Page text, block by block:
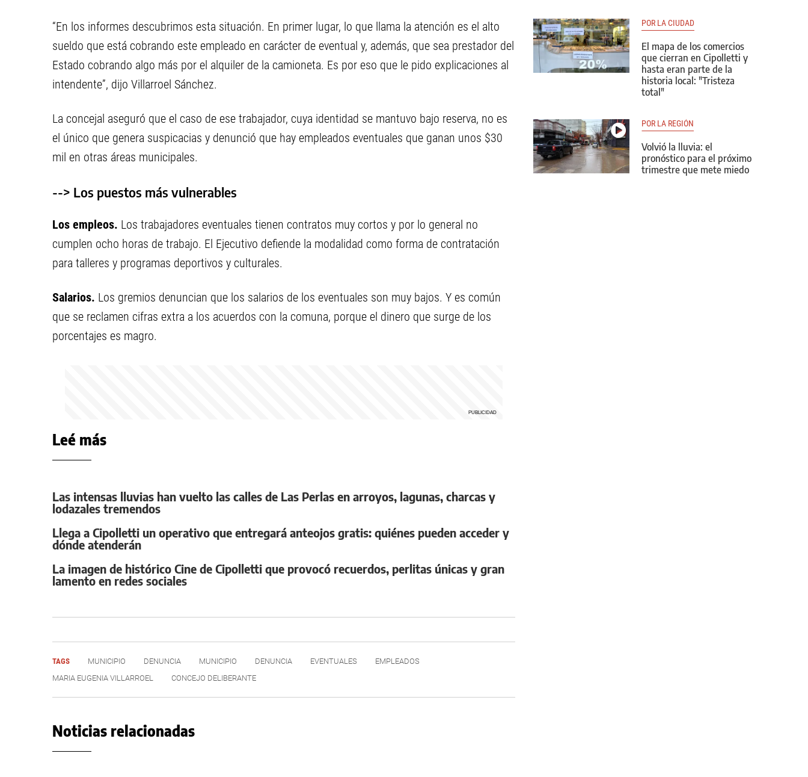
“En los informes descubrimos esta situación. En primer lugar, lo que llama la atención es el alto
sueldo que está cobrando este empleado en carácter de eventual y, además, que sea prestador del
Estado cobrando algo más por el alquiler de la camioneta. Es por eso que le pido explicaciones al
intendente”, dijo Villarroel Sánchez.
La concejal aseguró que el caso de ese trabajador, cuya identidad se mantuvo bajo reserva, no es
el único que genera suspicacias y denunció que hay empleados eventuales que ganan unos $30
mil en otras áreas municipales.
--> Los puestos más vulnerables
Los empleos. Los trabajadores eventuales tienen contratos muy cortos y por lo general no
cumplen ocho horas de trabajo. El Ejecutivo defiende la modalidad como forma de contratación
para talleres y programas deportivos y culturales.
Salarios. Los gremios denuncian que los salarios de los eventuales son muy bajos. Y es común
que se reclamen cifras extra a los acuerdos con la comuna, porque el dinero que surge de los
porcentajes es magro.
Leé más
Las intensas lluvias han vuelto las calles de Las Perlas en arroyos, lagunas, charcas y
lodazales tremendos
Llega a Cipolletti un operativo que entregará anteojos gratis: quiénes pueden acceder y
dónde atenderán
La imagen de histórico Cine de Cipolletti que provocó recuerdos, perlitas únicas y gran
lamento en redes sociales
TAGS MUNICIPIO DENUNCIA MUNICIPIO DENUNCIA EVENTUALES
EMPLEADOS
MARIA EUGENIA VILLARROEL
CONCEJO DELIBERANTE
Noticias relacionadas
POR LA CIUDAD
El mapa de los comercios
que cierran en Cipolletti y
hasta eran parte de la
historia local: "Tristeza
total"
POR LA REGIÓN
Volvió la lluvia: el
pronóstico para el próximo
trimestre que mete miedo